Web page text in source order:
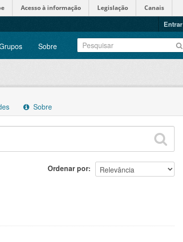
Acesso à informação Legislação Canais
Entrar
Sobre
Sobre
Ordenar por